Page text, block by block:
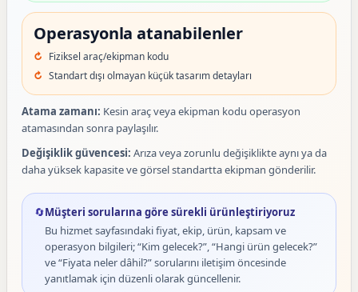
Operasyonla atanabilenler
Fiziksel araç/ekipman kodu
Standart dışı olmayan küçük tasarım detayları
Atama zamanı: Kesin araç veya ekipman kodu operasyon
atamasından sonra paylaşılır.
Değişiklik güvencesi: Arıza veya zorunlu değişiklikte aynı ya da
daha yüksek kapasite ve görsel standartta ekipman gönderilir.
🔄Müşteri sorularına göre sürekli ürünleştiriyoruz
Bu hizmet sayfasındaki fiyat, ekip, ürün, kapsam ve
operasyon bilgileri; “Kim gelecek?”, “Hangi ürün gelecek?”
ve “Fiyata neler dâhil?” sorularını iletişim öncesinde
yanıtlamak için düzenli olarak güncellenir.